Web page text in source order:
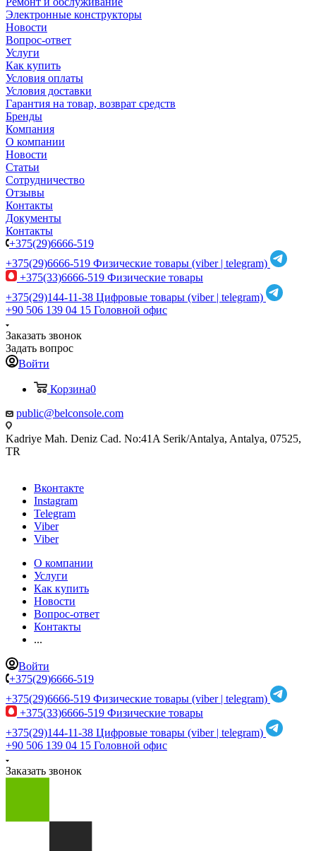
Электронные конструкторы
Новости
Вопрос-ответ
Услуги
Как купить
Условия оплаты
Условия доставки
Гарантия на товар, возврат средств
Бренды
Компания
О компании
Новости
Статьи
Сотрудничество
Отзывы
Контакты
Документы
Контакты
+375(29)6666-519
+375(29)6666-519 Физические товары (viber | telegram)
+375(33)6666-519 Физические товары
+375(29)144-11-38 Цифровые товары (viber | telegram)
+90 506 139 04 15 Головной офис
Заказать звонок
Задать вопрос
Войти
Корзина0
public@belconsole.com
Kadriye Mah. Deniz Cad. No:41A Serik/Antalya, Antalya, 07525,
TR
Вконтакте
Instagram
Telegram
Viber
Viber
О компании
Услуги
Как купить
Новости
Вопрос-ответ
Контакты
...
Войти
+375(29)6666-519
+375(29)6666-519 Физические товары (viber | telegram)
+375(33)6666-519 Физические товары
+375(29)144-11-38 Цифровые товары (viber | telegram)
+90 506 139 04 15 Головной офис
Заказать звонок